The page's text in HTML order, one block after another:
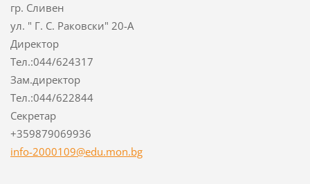
гр. Сливен
ул. " Г. С. Раковски" 20-А
Директор
Тел.:044/624317
Зам.директор
Тел.:044/622844
Секретар
+359879069936
info-2000109@edu.mon.bg